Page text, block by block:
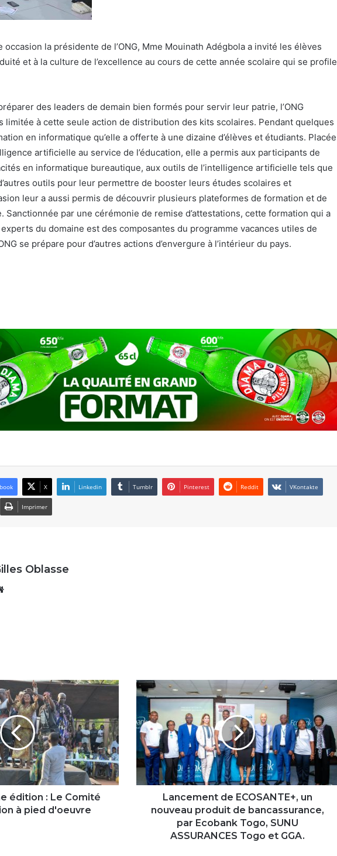
occasion la présidente de l’ONG, Mme Mouinath Adégbola a invité les élèves
et à la culture de l’excellence au cours de cette année scolaire qui se profile
des leaders de demain bien formés pour servir leur patrie, l’ONG
limitée à cette seule action de distribution des kits scolaires. Pendant quelques
en informatique qu’elle a offerte à une dizaine d’élèves et étudiants. Placée
artificielle au service de l’éducation, elle a permis aux participants de
en informatique bureautique, aux outils de l’intelligence artificielle tels que
outils pour leur permettre de booster leurs études scolaires et
leur a aussi permis de découvrir plusieurs plateformes de formation et de
Sanctionnée par une cérémonie de remise d’attestations, cette formation qui a
du domaine est des composantes du programme vacances utiles de
se prépare pour d’autres actions d’envergure à l’intérieur du pays.
X Linkedin Tumblr Pinterest Reddit VKontakte
Imprimer
Oblasse
édition : Le Comité
à pied d'oeuvre
Lancement
de
ECOSANTE+,
un
nouveau
produit
de
bancassurance,
par
Ecobank
Togo,
ASSURANCES
Lancement de ECOSANTE+, un
nouveau produit de bancassurance,
par Ecobank Togo, SUNU
ASSURANCES Togo et GGA.